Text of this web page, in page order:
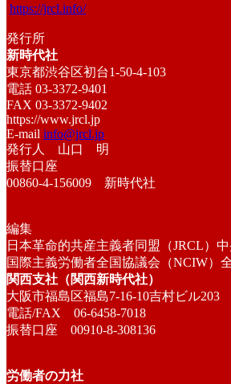
https://jrcl.info/
発行所
新時代社
東京都渋谷区初台1-50-4-103
電話 03-3372-9401
FAX 03-3372-9402
https://www.jrcl.jp
E-mail info@jrcl.jp
発行人 山口 明
振替口座
00860-4-156009 新時代社
編集
日本革命的共産主義者同盟（JRCL）
国際主義労働者全国協議会（NCIW）
関西支社（関西新時代社）
大阪市福島区福島7-16-10吉村ビル203
電話/FAX 06-6458-7018
振替口座 00910-8-308136
労働者の力社